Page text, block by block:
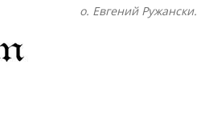
о. Евгений Ружански.